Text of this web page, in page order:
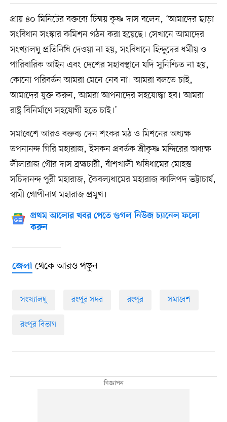
প্রায় ৪০ মিনিটের বক্তব্যে চিন্ময় কৃষ্ণ দাস বলেন, ‘আমাদের ছাড়া
সংবিধান সংস্কার কমিশন গঠন করা হয়েছে। সেখানে আমাদের
সংখ্যালঘু প্রতিনিধি দেওয়া না হয়, সংবিধানে হিন্দুদের ধর্মীয় ও
পারিবারিক আইন এবং দেশের সহাবস্থানে যদি সুনিশ্চিত না হয়,
কোনো পরিবর্তন আমরা মেনে নেব না। আমরা বলতে চাই,
আমাদের যুক্ত করুন, আমরা আপনাদের সহযোদ্ধা হব। আমরা
রাষ্ট্র বিনির্মাণে সহযোগী হতে চাই।’
সমাবেশে আরও বক্তব্য দেন শংকর মঠ ও মিশনের অধ্যক্ষ
তপনানন্দ গিরি মহারাজ, ইসকন প্রবর্তক শ্রীকৃষ্ণ মন্দিরের অধ্যক্ষ
লীলারাজ গৌর দাস ব্রহ্মচারী, বাঁশখালী ঋষিধামের মোহন্ত
সচিদানন্দ পুরী মহারাজ, কৈবল্যধামের মহারাজ কালিপদ ভট্টাচার্য,
স্বামী গোপীনাথ মহারাজ প্রমুখ।
প্রথম আলোর খবর পেতে গুগল নিউজ চ্যানেল ফলো
করুন
জেলাথেকে আরও পড়ুন
সংখ্যালঘু রংপুর সদর রংপুর সমাবেশ
রংপুর বিভাগ